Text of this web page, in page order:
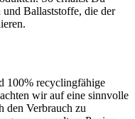
Ballaststoffe, die der
100% recyclingfähige
wir auf eine sinnvolle
den Verbrauch zu